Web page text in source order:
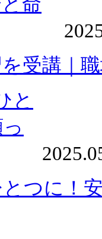
受講｜
とつに！